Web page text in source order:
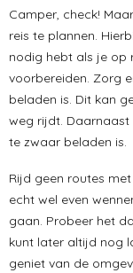
Camper, check!
reis te plannen.
nodig hebt als je op
voorbereiden. Zorg
beladen is. Dit kan
weg rijdt. Daarnaast
te zwaar beladen is.
Rijd geen routes
echt wel even
gaan. Probeer het
kunt later altijd nog
geniet van de